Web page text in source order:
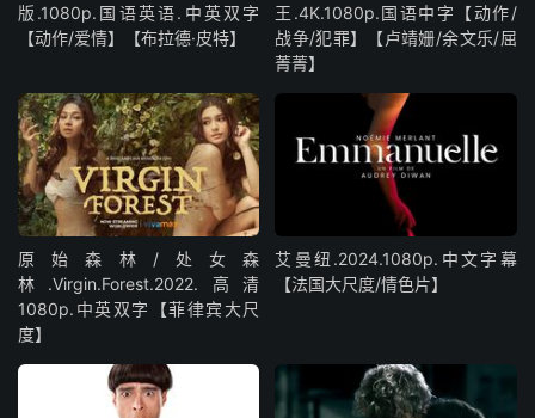
版.1080p.国语英语.中英双字
【动作/爱情】【布拉德·皮特】
王.4K.1080p.国语中字【动作/
战争/犯罪】【卢靖姗/余文乐/屈
菁菁】
原始森林/处女森
林.Virgin.Forest.2022.高清
1080p.中英双字【菲律宾大尺
度】
艾曼纽.2024.1080p.中文字幕
【法国大尺度/情色片】